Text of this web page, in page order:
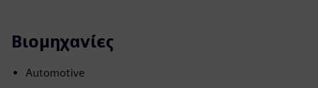
Βιομηχανίες
Automotive